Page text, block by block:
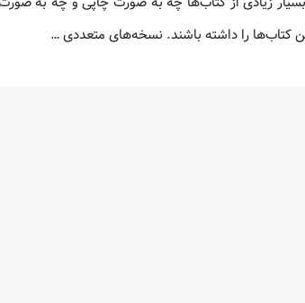
کتاب‌ها را داشته باشند. نسخه‌های متعددی …